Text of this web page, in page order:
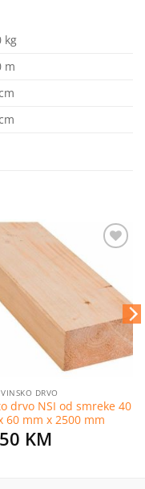
kg
m
listu
želja
DRVO
drvo NSI od smreke 40
60 mm x 2500 mm
KM